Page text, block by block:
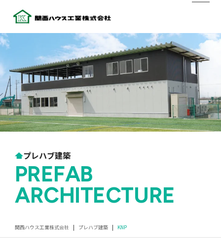
プレハブ建築
PREFAB
ARCHITECTURE
関西ハウス工業株式会社 | プレハブ建築 | KNP